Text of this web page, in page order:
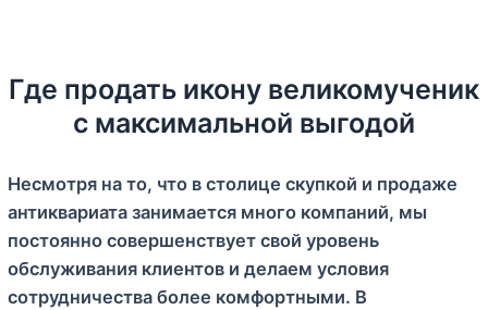
Где продать икону великомученик
с максимальной выгодой
Несмотря на то, что в столице скупкой и продаже
антиквариата занимается много компаний, мы
постоянно совершенствует свой уровень
обслуживания клиентов и делаем условия
сотрудничества более комфортными. В